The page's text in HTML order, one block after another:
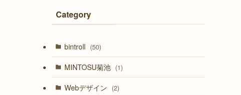
Category
bintroll (50)
MINTOSU菊池 (1)
Webデザイン (2)